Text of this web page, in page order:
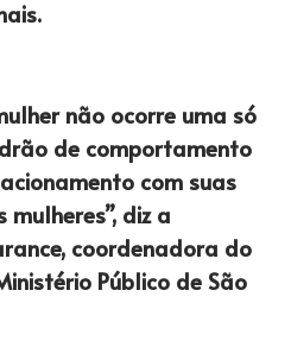
não ocorre uma só
de comportamento
com suas
diz a
coordenadora do
Público de São